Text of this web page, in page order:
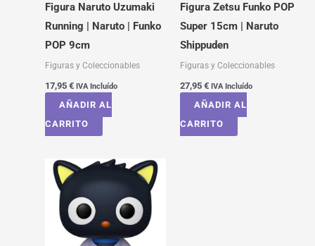
Figura Naruto Uzumaki
Running | Naruto | Funko
POP 9cm
Figuras y Coleccionables
17,95 € IVA Incluído
AÑADIR AL
CARRITO
Figura Zetsu Funko POP
Super 15cm | Naruto
Shippuden
Figuras y Coleccionables
27,95 € IVA Incluído
AÑADIR AL
CARRITO